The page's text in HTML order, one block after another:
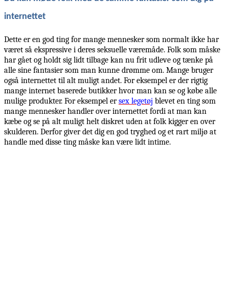
internettet
Dette er en god ting for mange mennesker som normalt ikke har
været så ekspressive i deres seksuelle væremåde. Folk som måske
har gået og holdt sig lidt tilbage kan nu frit udleve og tænke på
alle sine fantasier som man kunne drømme om. Mange bruger
også internettet til alt muligt andet. For eksempel er der rigtig
mange internet baserede butikker hvor man kan se og købe alle
mulige produkter. For eksempel ersex legetøj blevet en ting som
mange mennesker handler over internettet fordi at man kan
kæbe og se på alt muligt helt diskret uden at folk kigger en over
skulderen. Derfor giver det dig en god tryghed og et rart miljø at
handle med disse ting måske kan være lidt intime.